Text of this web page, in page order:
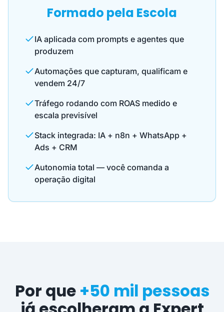
Formado pela Escola
IA aplicada com prompts e agentes que
produzem
Automações que capturam, qualificam e
vendem 24/7
Tráfego rodando com ROAS medido e
escala previsível
Stack integrada: IA + n8n + WhatsApp +
Ads + CRM
Autonomia total — você comanda a
operação digital
Por que +50 mil pessoas